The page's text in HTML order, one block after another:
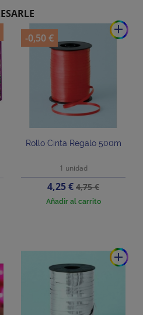
add
Rollo Cinta Regalo 500m
1 unidad
Precio
4,25 €Precio
base
4,75 €
Añadir al carrito
-0,50 €
add